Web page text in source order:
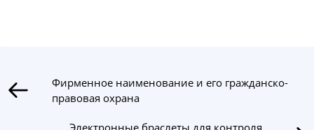
Фирменное наименование и его гражданско-
правовая охрана